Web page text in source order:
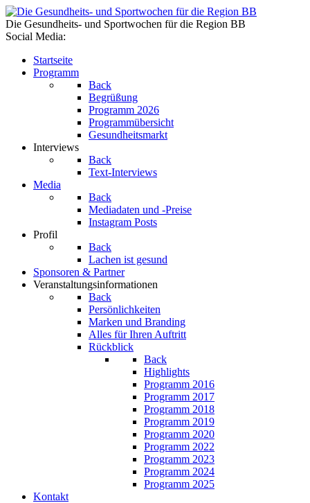
Die Gesundheits- und Sportwochen für die Region BB
Social Media:
Startseite
Programm
Back
Begrüßung
Programm 2026
Programmübersicht
Gesundheitsmarkt
Interviews
Back
Text-Interviews
Media
Back
Mediadaten und -Preise
Instagram Posts
Profil
Back
Lachen ist gesund
Sponsoren & Partner
Veranstaltungsinformationen
Back
Persönlichkeiten
Marken und Branding
Alles für Ihren Auftritt
Rückblick
Back
Highlights
Programm 2016
Programm 2017
Programm 2018
Programm 2019
Programm 2020
Programm 2022
Programm 2023
Programm 2024
Programm 2025
Kontakt